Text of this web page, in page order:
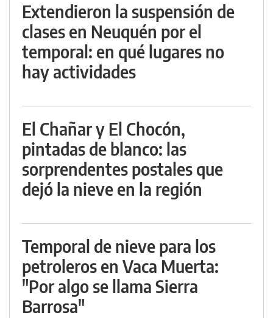
Extendieron la suspensión de
clases en Neuquén por el
temporal: en qué lugares no
hay actividades
El Chañar y El Chocón,
pintadas de blanco: las
sorprendentes postales que
dejó la nieve en la región
Temporal de nieve para los
petroleros en Vaca Muerta:
"Por algo se llama Sierra
Barrosa"